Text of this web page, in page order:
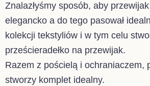
69,00 zł
do
79,00 zł
Znalazłyśmy sposób, aby
elegancko a do tego pasował
kolekcji tekstyliów i w tym celu
prześcieradełko na przewijak.
Razem z pościelą i ochraniaczem,
stworzy komplet idealny.